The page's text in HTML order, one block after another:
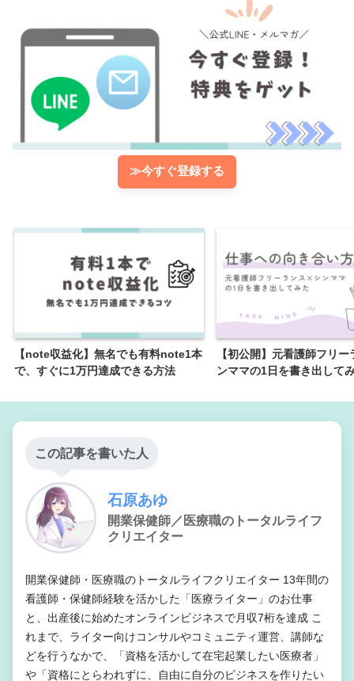
≫今すぐ登録する
【note収益化】無名でも有料note1本
で、すぐに1万円達成できる方法
【初公開】元看護師フリ
ンママの1日を書き出して
この記事を書いた人
石原あゆ
開業保健師／医療職のトータルライフ
クリエイター
開業保健師・医療職のトータルライフクリエイター 13年間の
看護師・保健師経験を活かした「医療ライター」のお仕事
と、出産後に始めたオンラインビジネスで月収7桁を達成 こ
れまで、ライター向けコンサルやコミュニティ運営、講師な
どを行うなかで、「資格を活かして在宅起業したい医療者」
や「資格にとらわれずに、自由に自分のビジネスを作りたい